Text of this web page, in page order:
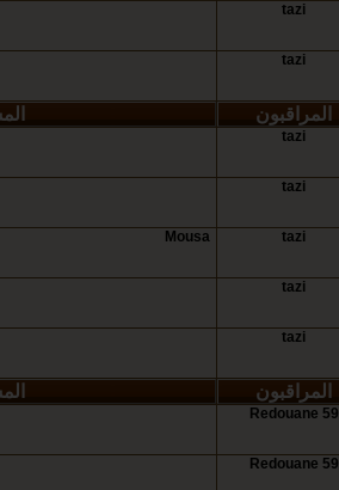
tazi
tazi
المراقبون
tazi
tazi
tazi
Mousa
tazi
tazi
المراقبون
Redouane 59
Redouane 59